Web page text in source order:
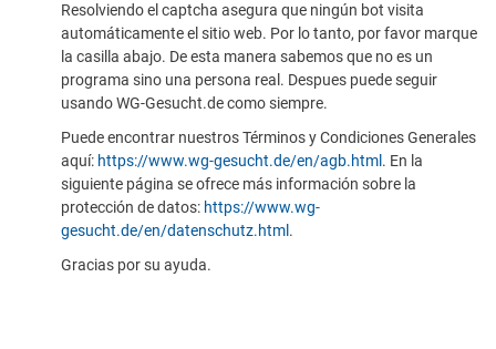
Resolviendo el captcha asegura que ningún bot visita
automáticamente el sitio web. Por lo tanto, por favor marque
la casilla abajo. De esta manera sabemos que no es un
programa sino una persona real. Despues puede seguir
usando WG-Gesucht.de como siempre.
Puede encontrar nuestros Términos y Condiciones Generales
aquí: https://www.wg-gesucht.de/en/agb.html . En la
siguiente página se ofrece más información sobre la
protección de datos: https://www.wg-
gesucht.de/en/datenschutz.html .
Gracias por su ayuda.